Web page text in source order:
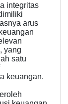
integritas
arus
yang
satu
keuangan.